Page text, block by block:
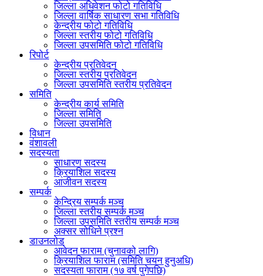
जिल्ला अधिवेशन फोटो गतिविधि
जिल्ला वार्षिक साधारण सभा गतिविधि
केन्द्रीय फोटो गतिविधि
जिल्ला स्तरीय फोटो गतिविधि
जिल्ला उपसमिति फोटो गतिविधि
रिपोर्ट
केन्द्रीय प्रतिवेदन
जिल्ला स्तरीय प्रतिवेदन
जिल्ला उपसमिति स्तरीय प्रतिवेदन
समिति
केन्द्रीय कार्य समिति
जिल्ला समिति
जिल्ला उपसमिति
विधान
वंशावली
सदस्यता
साधारण सदस्य
क्रियाशिल सदस्य
आजीवन सदस्य
सम्पर्क
केन्द्रिय सम्पर्क मञ्च
जिल्ला स्तरीय सम्पर्क मञ्च
जिल्ला उपसमिति स्तरीय सम्पर्क मञ्च
अक्सर सोधिने प्रश्न
डाउनलोड
आवेदन फाराम (चुनावको लागि)
क्रियाशिल फाराम (समिति चयन हुनुअधि)
सदस्यता फाराम (१७ वर्ष पुगेपछि)